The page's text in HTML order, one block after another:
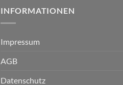
INFORMATIONEN
Impressum
AGB
Datenschutz